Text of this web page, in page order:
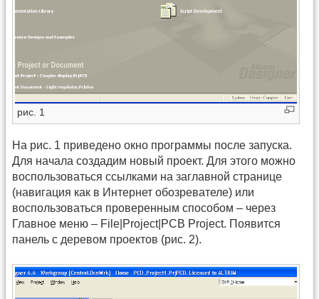
рис. 1
На рис. 1 приведено окно программы после запуска.
Для начала создадим новый проект. Для этого можно
воспользоваться ссылками на заглавной странице
(навигация как в Интернет обозревателе) или
воспользоваться проверенным способом – через
Главное меню – File|Project|PCB Project. Появится
панель с деревом проектов (рис. 2).